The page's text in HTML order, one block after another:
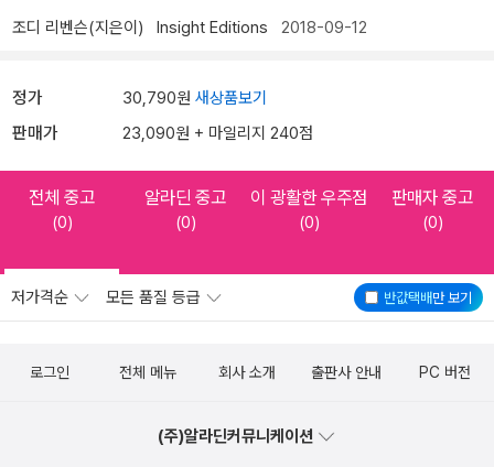
조디 리벤슨(지은이) Insight Editions 2018-09-12
정가 30,790원 새상품보기
판매가 23,090원 + 마일리지 240점
전체 중고
(0)
알라딘 중고
(0)
이 광활한 우주점
(0)
판매자 중고
(0)
반값택배만 보기
저가격순 모든 품질 등급
로그인 전체 메뉴 회사 소개 출판사 안내 PC 버전
(주)알라딘커뮤니케이션